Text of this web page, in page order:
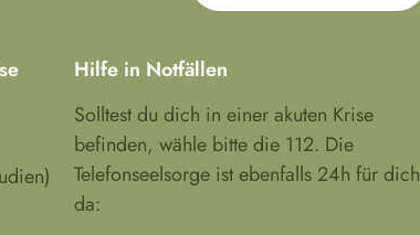
Hilfe in Notfällen
Solltest du dich in einer akuten Krise
befinden, wähle bitte die 112. Die
Telefonseelsorge ist ebenfalls 24h für dich
da: